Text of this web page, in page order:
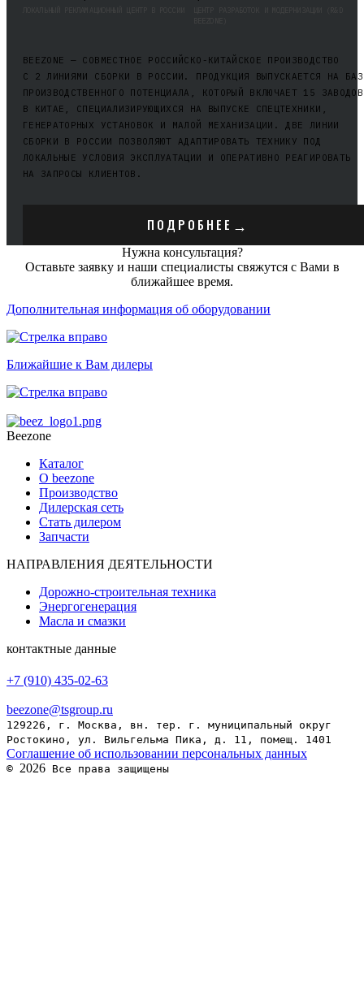
ЛОКАЛЬНЫЙ РЕКЛАМАЦИОННЫЙ ЦЕНТР В РОССИИ
ЦЕНТР РАЗРАБОТОК И МОДЕРНИЗАЦИИ (R&D
BEEZONE — СОВМЕСТНОЕ РОССИЙСКО-КИТАЙСКОЕ ПРОИЗВОДСТВО
С 2 ЛИНИЯМИ СБОРКИ В РОССИИ. ПРОДУКЦИЯ ВЫПУСКАЕТСЯ НА
ПРОИЗВОДСТВЕННОГО ПОТЕНЦИАЛА, КОТОРЫЙ ВКЛЮЧАЕТ 15 ЗАВОДОВ
В КИТАЕ, СПЕЦИАЛИЗИРУЮЩИХСЯ НА ВЫПУСКЕ СПЕЦТЕХНИКИ,
ГЕНЕРАТОРНЫХ УСТАНОВОК И МАЛОЙ МЕХАНИЗАЦИИ. ДВЕ ЛИНИИ
СБОРКИ В РОССИИ ПОЗВОЛЯЮТ АДАПТИРОВАТЬ ТЕХНИКУ ПОД
ЛОКАЛЬНЫЕ УСЛОВИЯ ЭКСПЛУАТАЦИИ И ОПЕРАТИВНО РЕАГИРОВАТЬ
НА ЗАПРОСЫ КЛИЕНТОВ.
ПОДРОБНЕЕ →
Нужна консультация?
Оставьте заявку и наши специалисты свяжутся с Вами в
ближайшее время.
Дополнительная информация об оборудовании
Ближайшие к Вам дилеры
Beezone
Каталог
О beezone
Производство
Дилерская сеть
Стать дилером
Запчасти
НАПРАВЛЕНИЯ ДЕЯТЕЛЬНОСТИ
Дорожно-строительная техника
Энергогенерация
Масла и смазки
контактные данные
+7 (910) 435-02-63
beezone@tsgroup.ru
129226, г. Москва, вн. тер. г. муниципальный округ
Ростокино, ул. Вильгельма Пика, д. 11, помещ. 1401
Соглашение об использовании персональных данных
© 2026 Все права защищены